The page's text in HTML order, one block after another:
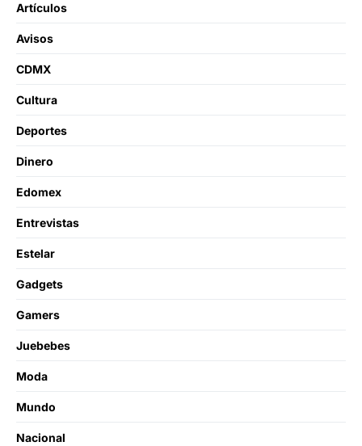
Artículos
Avisos
CDMX
Cultura
Deportes
Dinero
Edomex
Entrevistas
Estelar
Gadgets
Gamers
Juebebes
Moda
Mundo
Nacional